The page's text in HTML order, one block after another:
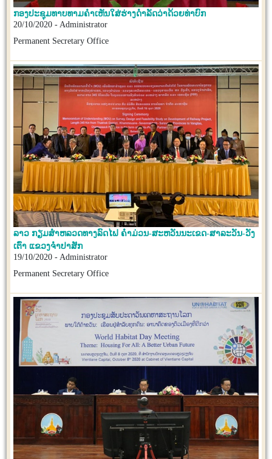
ກອງປະຊຸມທາບທາມຄຳເຫັນໃສ່ຮ່າງດຳລັດວ່າດ້ວຍທ່າບົກ
20/10/2020 - Administrator
Permanent Secretary Office
ລາວ ກຽມສຳຫລວດທາງລົດໄຟ ຄຳມ່ວນ-ສະຫວັນນະເຂດ-ສາລະວັນ-ວັງ
ເຕົ່າ ແຂວງຈຳປາສັກ
19/10/2020 - Administrator
Permanent Secretary Office